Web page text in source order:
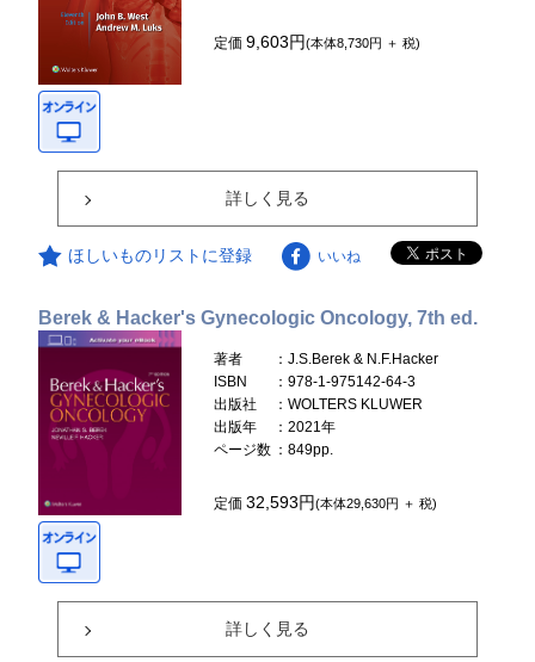
定価9,603円(本体8,730円 ＋ 税)
詳しく見る
ほしいものリストに登録 いいね
Berek & Hacker's Gynecologic Oncology, 7th ed.
著者
：J.S.Berek & N.F.Hacker
ISBN
：978-1-975142-64-3
出版社
：WOLTERS KLUWER
出版年
：2021年
ページ数 ：849pp.
定価32,593円(本体29,630円 ＋ 税)
詳しく見る